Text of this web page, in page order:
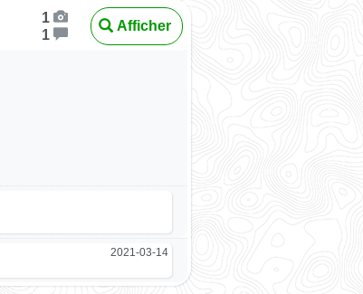
1
1
Afficher
2021-03-14